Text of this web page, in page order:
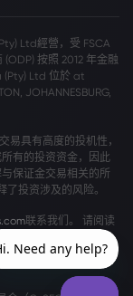
Ltd經營，受 FSCA
按照 2012 年金融
(Pty) Ltd 位於 at
JOHANNESBURG,
易具有高度的投机性，
有的投资资金，因此
保证金交易相关的所
了投资涉及的风险。
联系我们。 请阅读
。